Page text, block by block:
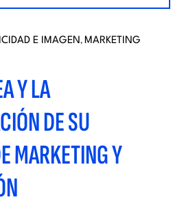
E IMAGEN, MARKETING
Y LA
DE SU
MARKETING Y